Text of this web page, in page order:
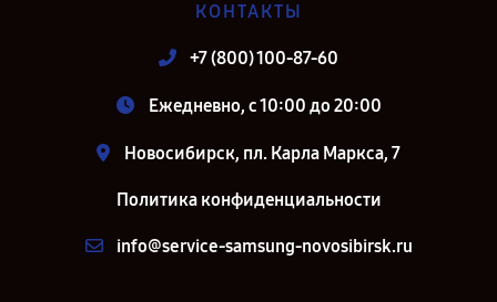
КОНТАКТЫ
+7 (800) 100-87-60
Ежедневно, с 10:00 до 20:00
Новосибирск, пл. Карла Маркса, 7
Политика конфиденциальности
info@service-samsung-novosibirsk.ru